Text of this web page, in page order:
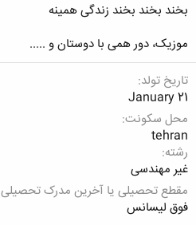
بخند بخند بخند زندگی همینه
موزیک، دور همی با دوستان و .....
تاریخ تولد
January 21
محل سکونت
tehran
رشته
غیر مهندسی
مقطع تحصیلی یا آخرین مدرک تحصیلی
فوق لیسانس